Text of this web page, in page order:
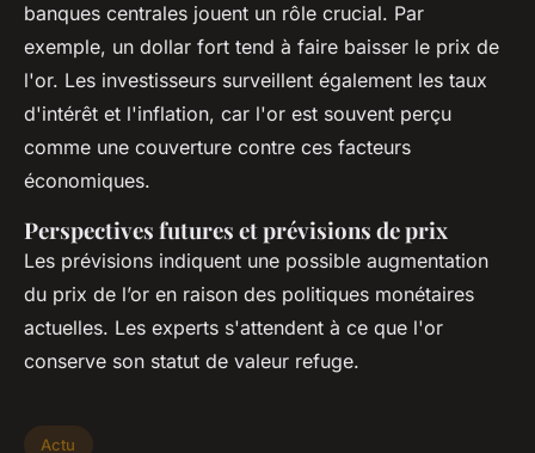
banques centrales jouent un rôle crucial. Par
exemple, un dollar fort tend à faire baisser le prix de
l'or. Les investisseurs surveillent également les taux
d'intérêt et l'inflation, car l'or est souvent perçu
comme une couverture contre ces facteurs
économiques.
Perspectives futures et prévisions de prix
Les prévisions indiquent une possible augmentation
du prix de l’or en raison des politiques monétaires
actuelles. Les experts s'attendent à ce que l'or
conserve son statut de valeur refuge.
Actu